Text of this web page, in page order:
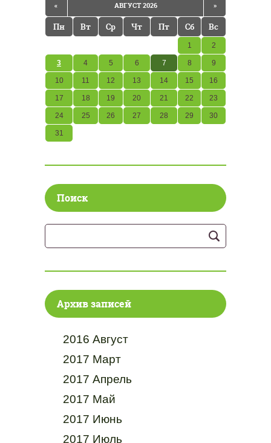
« АВГУСТ 2026 »
Пн Вт Ср Чт Пт Сб Вс
1 2
3 4 5 6 7 8 9
10 11 12 13 14 15 16
17 18 19 20 21 22 23
24 25 26 27 28 29 30
31
Поиск
Архив записей
2016 Август
2017 Март
2017 Апрель
2017 Май
2017 Июнь
2017 Июль